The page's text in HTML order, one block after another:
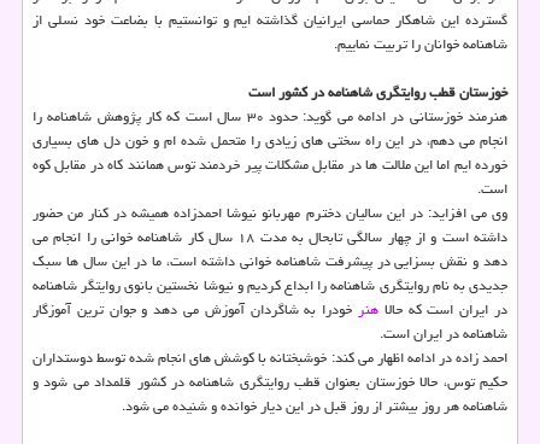
گسترده این شاهکار حماسی ایرانیان گذاشته ایم و توانستیم با بضاعت خود نسلی از
شاهنامه خوانان را تربیت نماییم.
خوزستان قطب روایتگری شاهنامه در کشور است
هنرمند خوزستانی در ادامه می گوید: حدود ۳۰ سال است که کار پژوهش شاهنامه را
انجام می دهم، در این راه سختی های زیادی را متحمل شده ام و خون دل های بسیاری
خورده ایم اما این ملالت ها در مقابل مشکلات پیر خردمند توس همانند کاه در مقابل کوه
است.
وی می افزاید: در این سالیان دخترم مهربانو نیوشا احمدزاده همیشه در کنار من حضور
داشته است و از چهار سالگی تابحال به مدت ۱۸ سال کار شاهنامه خوانی را انجام می
دهد و نقش بسزایی در پیشرفت شاهنامه خوانی داشته است، ما در این سال ها سبک
جدیدی به نام روایتگری شاهنامه را ابداع کردیم و نیوشا نخستین بانوی روایتگر شاهنامه
در ایران است که حالا هنر خودرا به شاگردان آموزش می دهد و جوان ترین آموزگار
شاهنامه در ایران است.
احمد زاده در ادامه اظهار می کند: خوشبختانه با کوشش های انجام شده توسط دوستداران
حکیم توس، حالا خوزستان بعنوان قطب روایتگری شاهنامه در کشور قلمداد می شود و
شاهنامه هر روز بیشتر از روز قبل در این دیار خوانده و شنیده می شود.